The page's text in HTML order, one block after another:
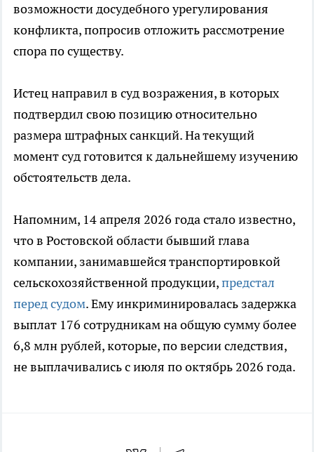
возможности досудебного урегулирования
конфликта, попросив отложить рассмотрение
спора по существу.
Истец направил в суд возражения, в которых
подтвердил свою позицию относительно
размера штрафных санкций. На текущий
момент суд готовится к дальнейшему изучению
обстоятельств дела.
Напомним, 14 апреля 2026 года стало известно,
что в Ростовской области бывший глава
компании, занимавшейся транспортировкой
сельскохозяйственной продукции,предстал
перед судом. Ему инкриминировалась задержка
выплат 176 сотрудникам на общую сумму более
6,8 млн рублей, которые, по версии следствия,
не выплачивались с июля по октябрь 2026 года.